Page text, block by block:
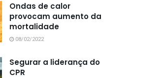
Ondas de calor
provocam aumento da
mortalidade
08/02/2022
Segurar a liderança do
CPR